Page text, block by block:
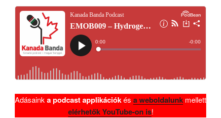
Adásainka podcast applikációkés a weboldalunk mellett
elérhetők YouTube-on is!